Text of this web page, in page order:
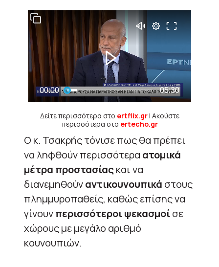
Δείτε περισσότερα στο ertflix.gr| Ακούστε
περισσότερα στο ertecho.gr
Ο κ. Τσακρής τόνισε πως θα πρέπει
να ληφθούν περισσότερα ατομικά
μέτρα προστασίαςκαι να
διανεμηθούναντικουνουπικά στους
πλημμυροπαθείς, καθώς επίσης να
γίνουνπερισσότεροι ψεκασμοίσε
χώρους με μεγάλο αριθμό
κουνουπιών.